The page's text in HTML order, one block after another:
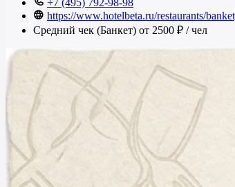
+7 (495) 792-98-98
https://www.hotelbeta.ru/restaurants/
Средний чек (Банкет) от 2500 ₽ / чел